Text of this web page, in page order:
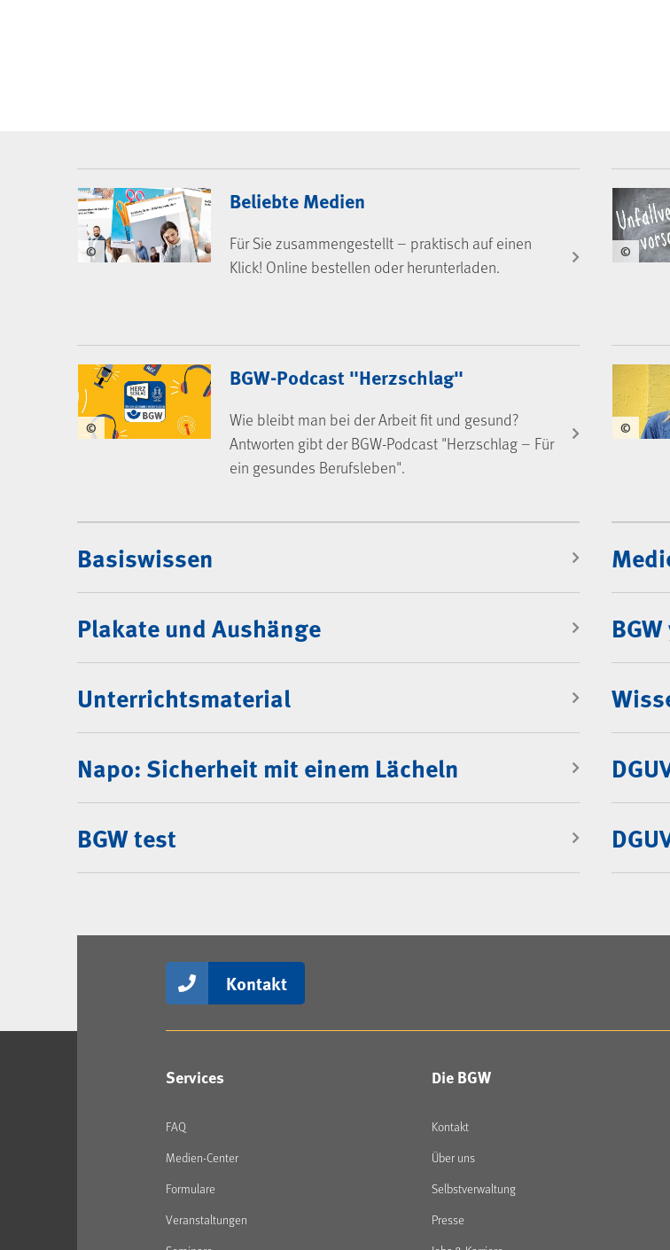
BGW-Mediencenter
Beliebte Medien
Für Sie zusammengestellt – praktisch auf einen
Klick! Online bestellen oder herunterladen.
© ©
BGW-Podcast "Herzschlag"
Wie bleibt man bei der Arbeit fit und gesund?
Antworten gibt der BGW-Podcast "Herzschlag – Für
ein gesundes Berufsleben".
© ©
Mediencenter
Basiswissen
Plakate und Aushänge
Unterrichtsmaterial
Napo: Sicherheit mit einem Lächeln
BGW test
Kontakt
Services
FAQ
Medien-Center
Formulare
Veranstaltungen
Die BGW
Kontakt
Über uns
Selbstverwaltung
Presse